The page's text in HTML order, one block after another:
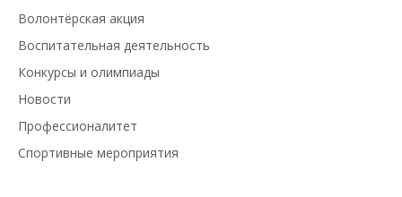
Волонтёрская акция
Воспитательная деятельность
Конкурсы и олимпиады
Новости
Профессионалитет
Спортивные мероприятия